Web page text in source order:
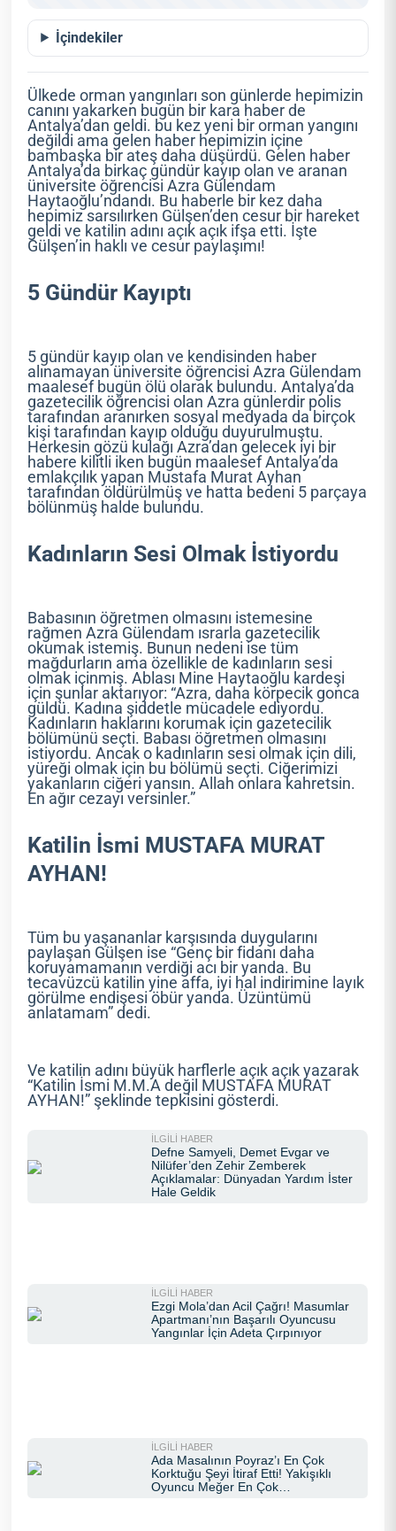
İçindekiler
Ülkede orman yangınları son günlerde hepimizin
canını yakarken bugün bir kara haber de
Antalya’dan geldi. bu kez yeni bir orman yangını
değildi ama gelen haber hepimizin içine
bambaşka bir ateş daha düşürdü. Gelen haber
Antalya’da birkaç gündür kayıp olan ve aranan
üniversite öğrencisi Azra Gülendam
Haytaoğlu’ndandı. Bu haberle bir kez daha
hepimiz sarsılırken Gülşen’den cesur bir hareket
geldi ve katilin adını açık açık ifşa etti. İşte
Gülşen’in haklı ve cesur paylaşımı!
5 Gündür Kayıptı
5 gündür kayıp olan ve kendisinden haber
alınamayan üniversite öğrencisi Azra Gülendam
maalesef bugün ölü olarak bulundu. Antalya’da
gazetecilik öğrencisi olan Azra günlerdir polis
tarafından aranırken sosyal medyada da birçok
kişi tarafından kayıp olduğu duyurulmuştu.
Herkesin gözü kulağı Azra’dan gelecek iyi bir
habere kilitli iken bugün maalesef Antalya’da
emlakçılık yapan Mustafa Murat Ayhan
tarafından öldürülmüş ve hatta bedeni 5 parçaya
bölünmüş halde bulundu.
Kadınların Sesi Olmak İstiyordu
Babasının öğretmen olmasını istemesine
rağmen Azra Gülendam ısrarla gazetecilik
okumak istemiş. Bunun nedeni ise tüm
mağdurların ama özellikle de kadınların sesi
olmak içinmiş. Ablası Mine Haytaoğlu kardeşi
için şunlar aktarıyor: “Azra, daha körpecik gonca
güldü. Kadına şiddetle mücadele ediyordu.
Kadınların haklarını korumak için gazetecilik
bölümünü seçti. Babası öğretmen olmasını
istiyordu. Ancak o kadınların sesi olmak için dili,
yüreği olmak için bu bölümü seçti. Ciğerimizi
yakanların ciğeri yansın. Allah onlara kahretsin.
En ağır cezayı versinler.”
Katilin İsmi MUSTAFA MURAT
AYHAN!
Tüm bu yaşananlar karşısında duygularını
paylaşan Gülşen ise “Genç bir fidanı daha
koruyamamanın verdiği acı bir yanda. Bu
tecavüzcü katilin yine affa, iyi hal indirimine layık
görülme endişesi öbür yanda. Üzüntümü
anlatamam” dedi.
Ve katilin adını büyük harflerle açık açık yazarak
“Katilin İsmi M.M.A değil MUSTAFA MURAT
AYHAN!” şeklinde tepkisini gösterdi.